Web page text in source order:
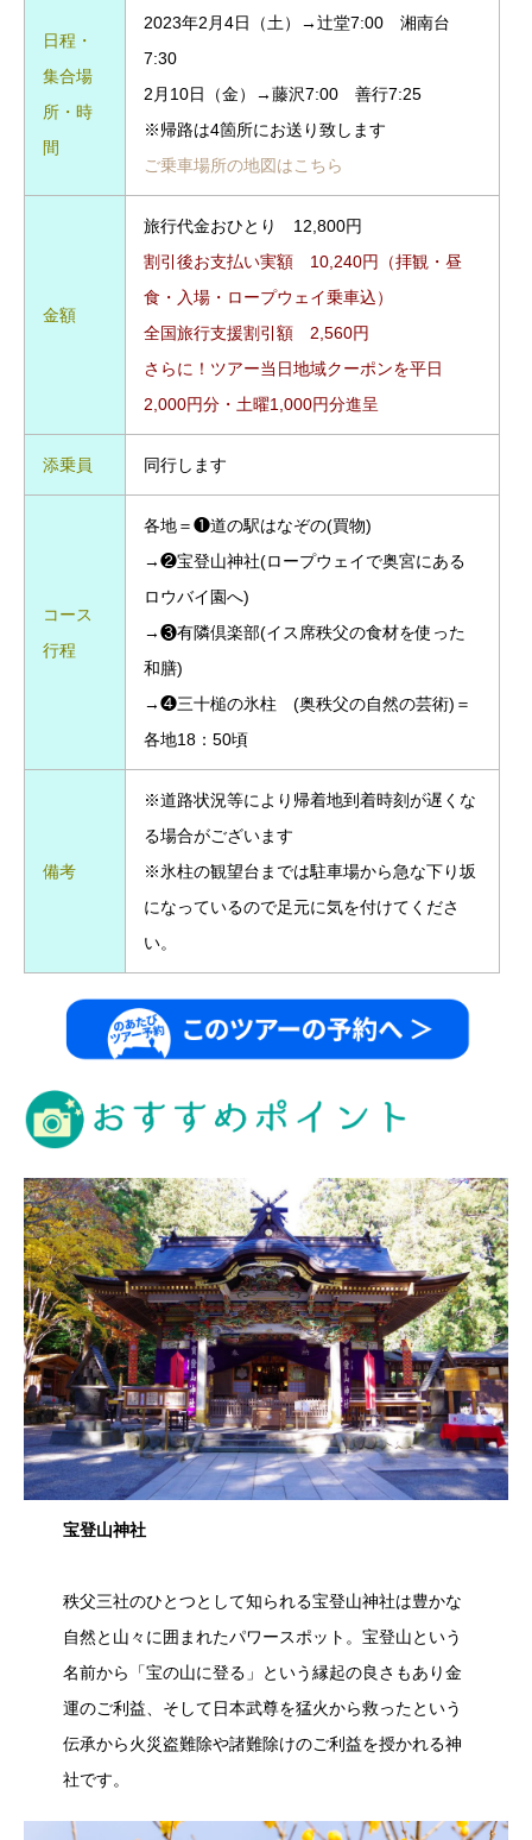
日程・
集合場
所・時
間
2023年2月4日（土）→辻堂7:00 湘南台
7:30
2月10日（金）→藤沢7:00 善行7:25
※帰路は4箇所にお送り致します
ご乗車場所の地図はこちら
金額
旅行代金おひとり 12,800円
割引後お支払い実額 10,240円（拝観・昼
食・入場・ロープウェイ乗車込）
全国旅行支援割引額 2,560円
さらに！ツアー当日地域クーポンを平日
2,000円分・土曜1,000円分進呈
添乗員 同行します
コース
行程
各地＝❶道の駅はなぞの(買物)
→❷宝登山神社(ロープウェイで奥宮にある
ロウバイ園へ)
→❸有隣倶楽部(イス席秩父の食材を使った
和膳)
→❹三十槌の氷柱 (奥秩父の自然の芸術)＝
各地18：50頃
備考
※道路状況等により帰着地到着時刻が遅くな
る場合がございます
※氷柱の観望台までは駐車場から急な下り坂
になっているので足元に気を付けてくださ
い。
宝登山神社
秩父三社のひとつとして知られる宝登山神社は豊かな
自然と山々に囲まれたパワースポット。宝登山という
名前から「宝の山に登る」という縁起の良さもあり金
運のご利益、そして日本武尊を猛火から救ったという
伝承から火災盗難除や諸難除けのご利益を授かれる神
社です。